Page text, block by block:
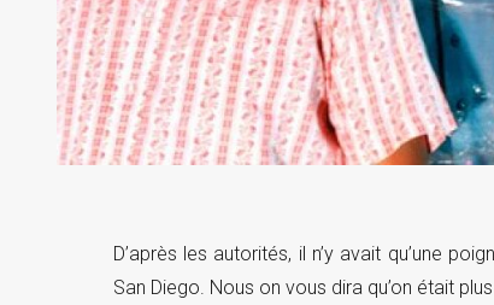
D’après les autorités, il n’y avait qu’une
San Diego. Nous on vous dira qu’on était